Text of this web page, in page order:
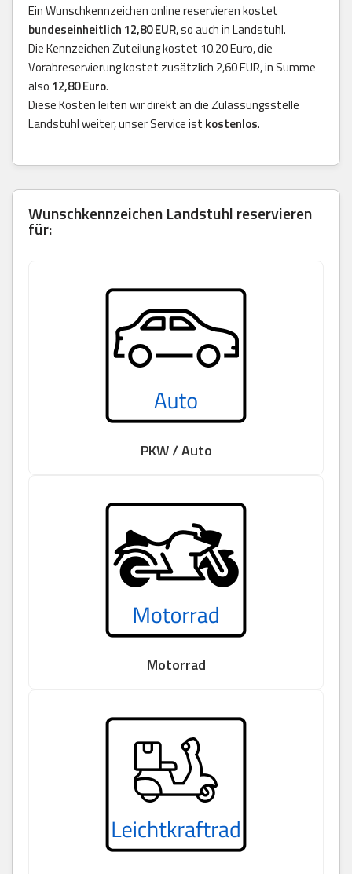
Ein Wunschkennzeichen online reservieren kostet
bundeseinheitlich 12,80 EUR, so auch in Landstuhl.
Die Kennzeichen Zuteilung kostet 10.20 Euro, die
Vorabreservierung kostet zusätzlich 2,60 EUR, in Summe
also 12,80 Euro.
Diese Kosten leiten wir direkt an die Zulassungsstelle
Landstuhl weiter, unser Service ist kostenlos.
Wunschkennzeichen Landstuhl reservieren
für:
PKW / Auto
Motorrad